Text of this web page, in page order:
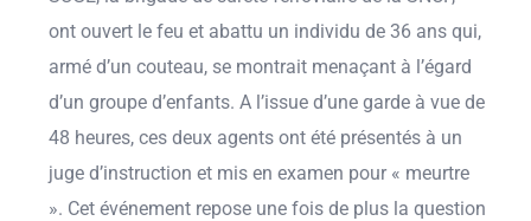
ont ouvert le feu et abattu un individu de 36 ans qui,
armé d’un couteau, se montrait menaçant à l’égard
d’un groupe d’enfants. A l’issue d’une garde à vue de
48 heures, ces deux agents ont été présentés à un
juge d’instruction et mis en examen pour « meurtre
». Cet événement repose une fois de plus la question